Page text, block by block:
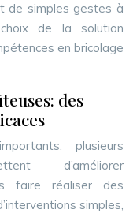
de simples gestes à
de la solution
en bricolage
des
plusieurs
d’améliorer
faire réaliser des
simples,